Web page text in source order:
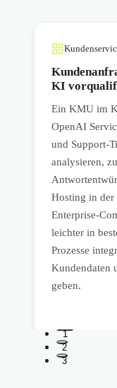
KI
Ein KMU im
OpenAI
und Support-
analysieren,
Hosting in
Enterprise-
leichter in
Prozesse
Kundendaten
geben.
1
2
3